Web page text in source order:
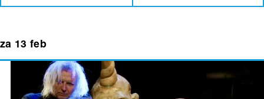
za 13 feb